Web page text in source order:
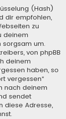
(Hash)
dir empfohlen,
zu
deinem
sorgsam um.
von phpBB
deinem
haben, so
vergessen“
nach deinem
sendet
diese Adresse,